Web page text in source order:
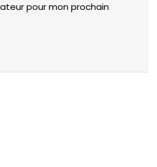
pour mon prochain